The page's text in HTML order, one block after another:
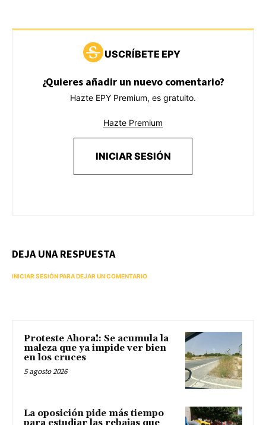
USCRÍBETE EPY
¿Quieres añadir un nuevo comentario?
Hazte EPY Premium, es gratuito.
Hazte Premium
INICIAR SESIÓN
DEJA UNA RESPUESTA
INICIAR SESIÓN PARA DEJAR UN COMENTARIO
Proteste Ahora!: Se acumula la
maleza que ya impide ver bien
en los cruces
5 agosto 2026
La oposición pide más tiempo